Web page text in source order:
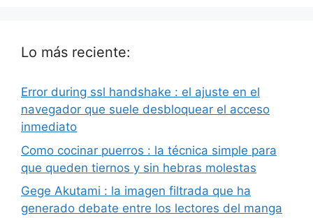
Lo más reciente:
Error during ssl handshake : el ajuste en el
navegador que suele desbloquear el acceso
inmediato
Como cocinar puerros : la técnica simple para
que queden tiernos y sin hebras molestas
Gege Akutami : la imagen filtrada que ha
generado debate entre los lectores del manga